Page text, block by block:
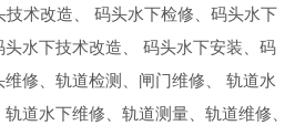
术改造、 码头水下检修、码头水下
水下技术改造、 码头水下安装、码
修、轨道检测、闸门维修、 轨道水
道水下维修、轨道测量、轨道维修、